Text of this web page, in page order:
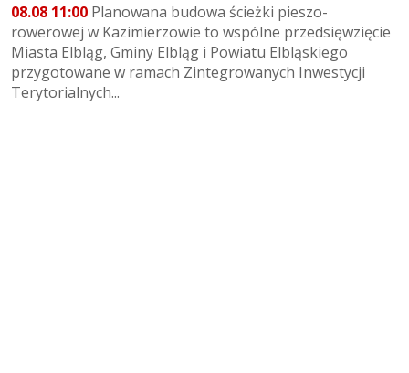
08.08 11:00 Planowana budowa ścieżki pieszo-
rowerowej w Kazimierzowie to wspólne przedsięwzięcie
Miasta Elbląg, Gminy Elbląg i Powiatu Elbląskiego
przygotowane w ramach Zintegrowanych Inwestycji
Terytorialnych...